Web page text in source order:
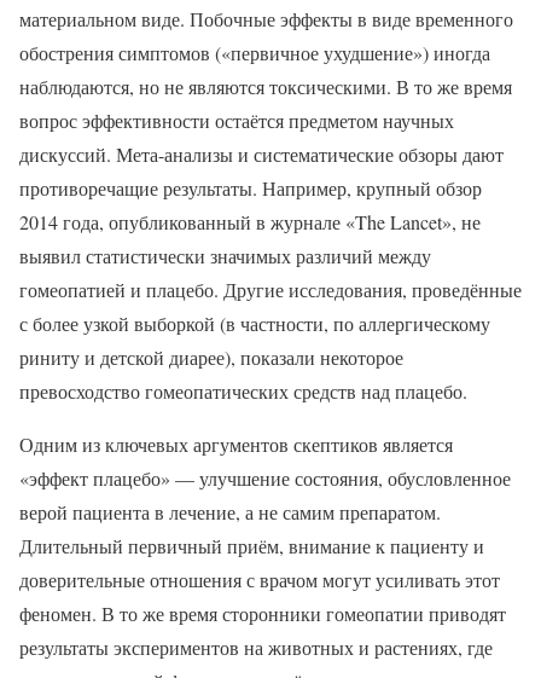
материальном виде. Побочные эффекты в виде временного
обострения симптомов («первичное ухудшение») иногда
наблюдаются, но не являются токсическими. В то же время
вопрос эффективности остаётся предметом научных
дискуссий. Мета-анализы и систематические обзоры дают
противоречащие результаты. Например, крупный обзор
2014 года, опубликованный в журнале «The Lancet», не
выявил статистически значимых различий между
гомеопатией и плацебо. Другие исследования, проведённые
с более узкой выборкой (в частности, по аллергическому
риниту и детской диарее), показали некоторое
превосходство гомеопатических средств над плацебо.
Одним из ключевых аргументов скептиков является
«эффект плацебо» — улучшение состояния, обусловленное
верой пациента в лечение, а не самим препаратом.
Длительный первичный приём, внимание к пациенту и
доверительные отношения с врачом могут усиливать этот
феномен. В то же время сторонники гомеопатии приводят
результаты экспериментов на животных и растениях, где